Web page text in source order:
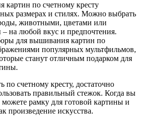
по счетному кресту
размерах и стилях. Можно выбрать
животными, цветами или
– на любой вкус и предпочтения.
для вышивания картин по
популярных мультфильмов,
станут отличным подарком для
по счетному кресту, достаточно
правильный стежок. Когда вы
рамку для готовой картины и
произведение искусства.